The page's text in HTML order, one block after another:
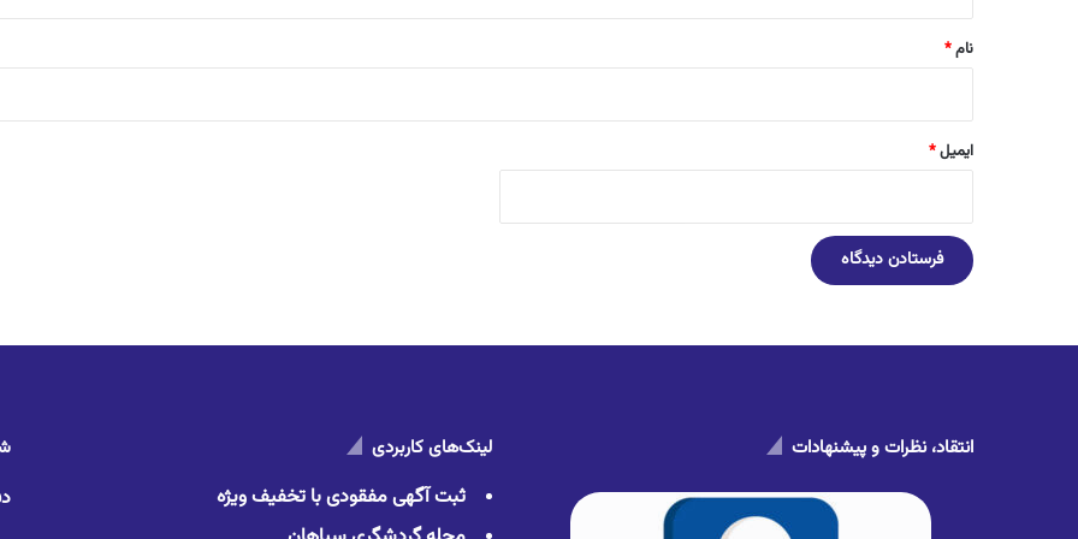
نام*
ایمیل*
انتقاد، نظرات و پیشنهادات لینک‌های کاربردی
ثبت آگهی مفقودی با تخفیف ویژه